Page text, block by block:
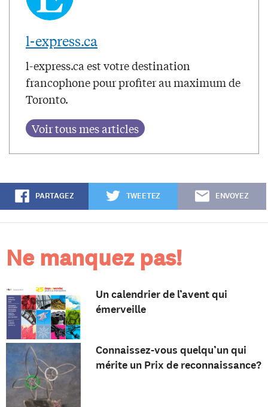
l-express.ca
l-express.ca est votre destination
francophone pour profiter au maximum de
Toronto.
PARTAGEZ TWEETEZ ENVOYEZ
Ne manquez pas!
Un calendrier de l’avent qui
émerveille
Connaissez-vous quelqu’un qui
mérite un Prix de reconnaissance?